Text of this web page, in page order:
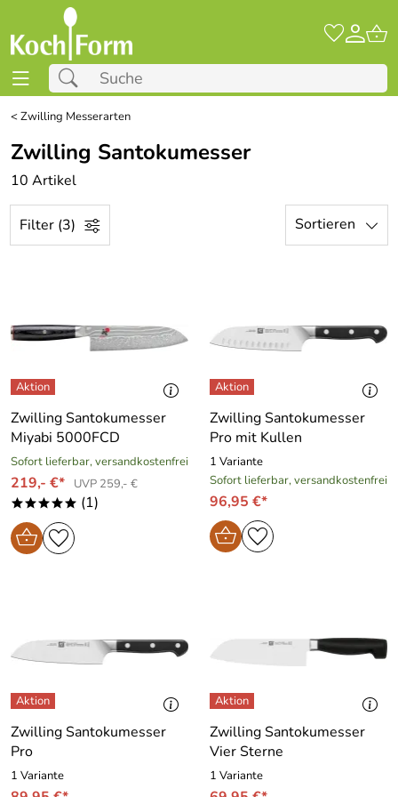
<Zwilling Messerarten
Zwilling Santokumesser
10 Artikel
Filter (3) Sortieren
Zwilling Santokumesser
Miyabi 5000FCD
Sofort lieferbar, versandkostenfrei
219,- €* UVP 259,- €
***** (1)
Zwilling Santokumesser
Pro mit Kullen
1 Variante
Sofort lieferbar, versandkostenfrei
96,95 €*
Zwilling Santokumesser
Pro
1 Variante
Zwilling Santokumesser
Vier Sterne
1 Variante